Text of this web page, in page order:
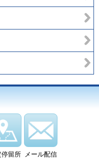
停留所 メール配信